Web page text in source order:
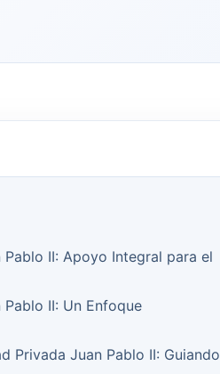
II: Apoyo Integral para el
II: Un Enfoque
Privada Juan Pablo II: Guiando